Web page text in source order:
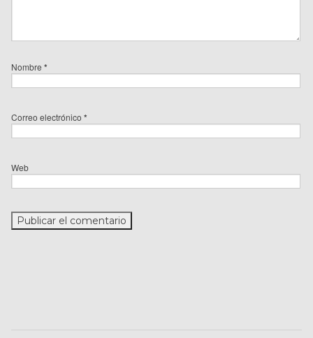
Nombre *
Correo electrónico *
Web